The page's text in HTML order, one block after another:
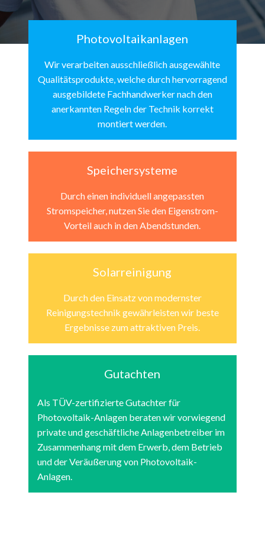
Photovoltaikanlagen
Wir verarbeiten ausschließlich ausgewählte
Qualitätsprodukte, welche durch hervorragend
ausgebildete Fachhandwerker nach den
anerkannten Regeln der Technik korrekt
montiert werden.
Speichersysteme
Durch einen individuell angepassten
Stromspeicher, nutzen Sie den Eigenstrom-
Vorteil auch in den Abendstunden.
Solarreinigung
Durch den Einsatz von modernster
Reinigungstechnik gewährleisten wir beste
Ergebnisse zum attraktiven Preis.
Gutachten
Als TÜV-zertifizierte Gutachter für
Photovoltaik-Anlagen beraten wir vorwiegend
private und geschäftliche Anlagenbetreiber im
Zusammenhang mit dem Erwerb, dem Betrieb
und der Veräußerung von Photovoltaik-
Anlagen.